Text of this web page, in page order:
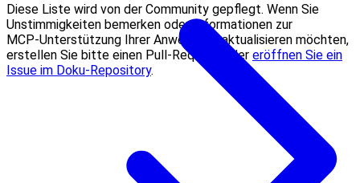
Diese Liste wird von der Community gepflegt. Wenn Sie
Unstimmigkeiten bemerken oder Informationen zur
MCP‑Unterstützung Ihrer Anwendung aktualisieren möchten,
erstellen Sie bitte einen Pull‑Request oder eröffnen Sie ein
Issue im Doku‑Repository.